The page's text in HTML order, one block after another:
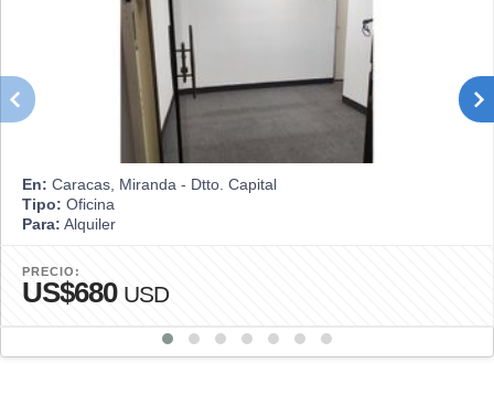
En: Caracas, Miranda - Dtto. Capital
Tipo: Oficina
Para: Alquiler
PRECIO:
US$680 USD